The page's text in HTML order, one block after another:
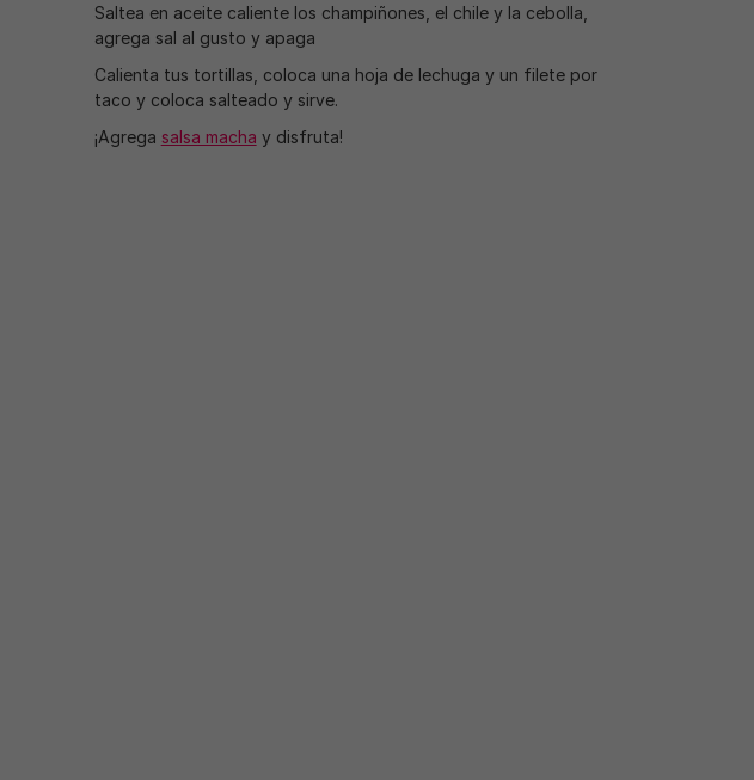
Saltea en aceite caliente los champiñones, el chile y la cebolla,
agrega sal al gusto y apaga
Calienta tus tortillas, coloca una hoja de lechuga y un filete por
taco y coloca salteado y sirve.
¡Agrega salsa macha y disfruta!